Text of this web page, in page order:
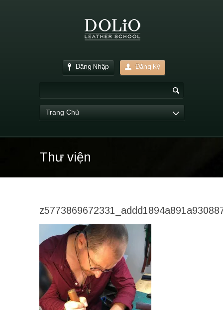
Đăng Nhập Đăng Ký
Trang Chủ
Thư viện